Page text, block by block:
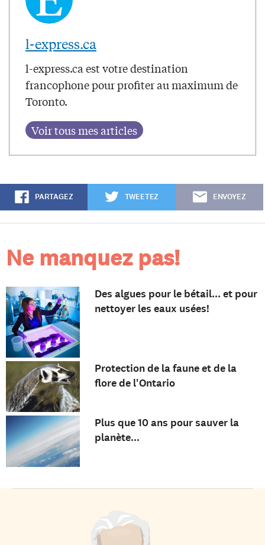
l-express.ca
l-express.ca est votre destination
francophone pour profiter au maximum de
Toronto.
PARTAGEZ TWEETEZ ENVOYEZ
Ne manquez pas!
Des algues pour le bétail... et pour
nettoyer les eaux usées!
Protection de la faune et de la
flore de l'Ontario
Plus que 10 ans pour sauver la
planète...